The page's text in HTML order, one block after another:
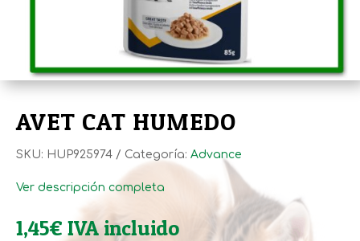
AVET CAT HUMEDO
SKU: HUP925974 Categoría: Advance
Ver descripción completa
1,45€ IVA incluido